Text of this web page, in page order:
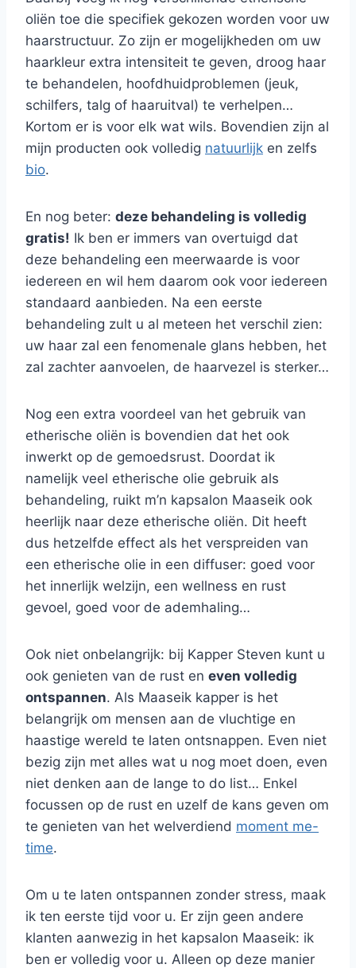
oliën toe die specifiek gekozen worden voor uw
haarstructuur. Zo zijn er mogelijkheden om uw
haarkleur extra intensiteit te geven, droog haar
te behandelen, hoofdhuidproblemen (jeuk,
schilfers, talg of haaruitval) te verhelpen…
Kortom er is voor elk wat wils. Bovendien zijn al
mijn producten ook volledig natuurlijk en zelfs
bio.
En nog beter: deze behandeling is volledig
gratis! Ik ben er immers van overtuigd dat
deze behandeling een meerwaarde is voor
iedereen en wil hem daarom ook voor iedereen
standaard aanbieden. Na een eerste
behandeling zult u al meteen het verschil zien:
uw haar zal een fenomenale glans hebben, het
zal zachter aanvoelen, de haarvezel is sterker…
Nog een extra voordeel van het gebruik van
etherische oliën is bovendien dat het ook
inwerkt op de gemoedsrust. Doordat ik
namelijk veel etherische olie gebruik als
behandeling, ruikt m’n kapsalon Maaseik ook
heerlijk naar deze etherische oliën. Dit heeft
dus hetzelfde effect als het verspreiden van
een etherische olie in een diffuser: goed voor
het innerlijk welzijn, een wellness en rust
gevoel, goed voor de ademhaling…
Ook niet onbelangrijk: bij Kapper Steven kunt u
ook genieten van de rust en even volledig
ontspannen. Als Maaseik kapper is het
belangrijk om mensen aan de vluchtige en
haastige wereld te laten ontsnappen. Even niet
bezig zijn met alles wat u nog moet doen, even
niet denken aan de lange to do list… Enkel
focussen op de rust en uzelf de kans geven om
te genieten van het welverdiend moment me-
time.
Om u te laten ontspannen zonder stress, maak
ik ten eerste tijd voor u. Er zijn geen andere
klanten aanwezig in het kapsalon Maaseik: ik
ben er volledig voor u. Alleen op deze manier